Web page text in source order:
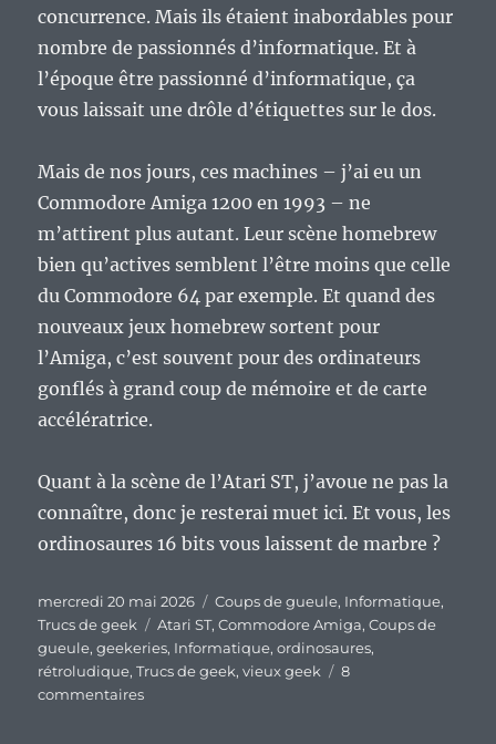
concurrence. Mais ils étaient inabordables pour
nombre de passionnés d’informatique. Et à
l’époque être passionné d’informatique, ça
vous laissait une drôle d’étiquettes sur le dos.
Mais de nos jours, ces machines – j’ai eu un
Commodore Amiga 1200 en 1993 – ne
m’attirent plus autant. Leur scène homebrew
bien qu’actives semblent l’être moins que celle
du Commodore 64 par exemple. Et quand des
nouveaux jeux homebrew sortent pour
l’Amiga, c’est souvent pour des ordinateurs
gonflés à grand coup de mémoire et de carte
accélératrice.
Quant à la scène de l’Atari ST, j’avoue ne pas la
connaître, donc je resterai muet ici. Et vous, les
ordinosaures 16 bits vous laissent de marbre ?
Publié
le
mercredi 20 mai 2026 Catégories
Coups de gueule, Informatique,
Trucs de geek
Étiquettes
Atari ST,Commodore Amiga,Coups de
gueule,geekeries, Informatique,ordinosaures,
rétroludique,Trucs de geek,vieux geek
8
commentairessur